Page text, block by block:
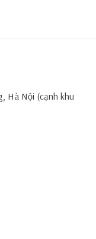
Hà Nội (cạnh khu